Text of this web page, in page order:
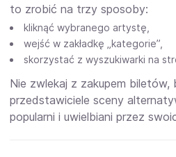
to zrobić na trzy sposoby:
kliknąć wybranego artystę,
wejść w zakładkę „kategorie”,
skorzystać z wyszukiwarki na
Nie zwlekaj z zakupem
przedstawiciele sceny
popularni i uwielbiani przez